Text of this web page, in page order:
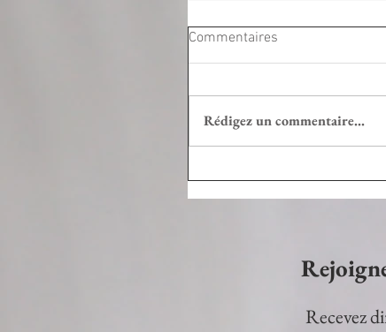
Commentaires
Rédigez un commentaire...
Recevez